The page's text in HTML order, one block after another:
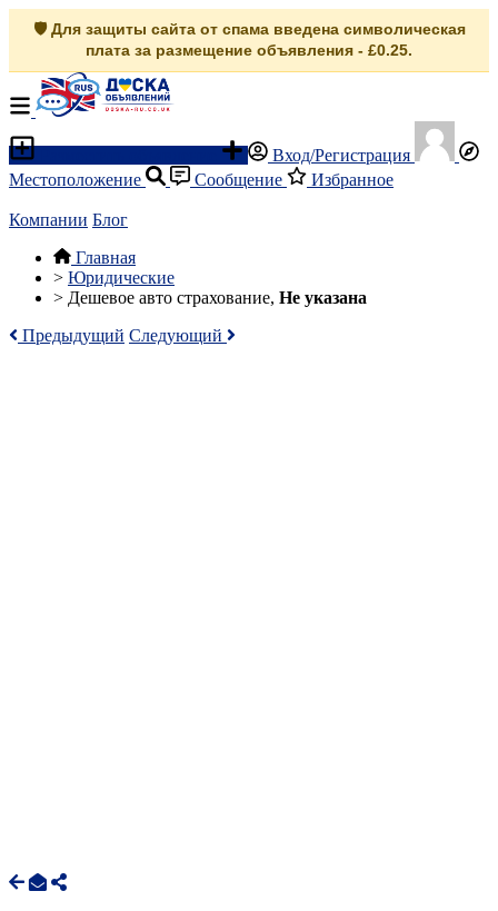
🛡️ Для защиты сайта от спама введена символическая
плата за размещение объявления - £0.25.
Вход/Регистрация
Местоположение
Сообщение Избранное
Компании Блог
Главная
> Юридические
> Дешевое авто страхование, Не указана
Предыдущий Следующий